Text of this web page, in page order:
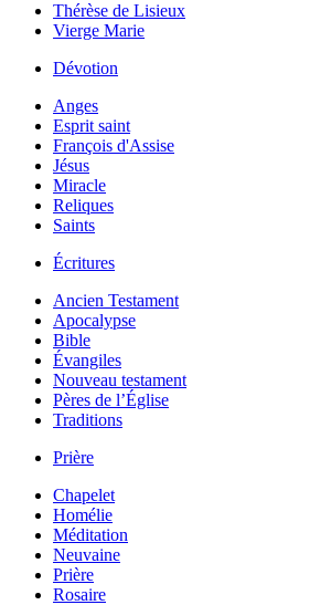
Thérèse de Lisieux
Vierge Marie
Dévotion
Anges
Esprit saint
François d'Assise
Jésus
Miracle
Reliques
Saints
Écritures
Ancien Testament
Apocalypse
Bible
Évangiles
Nouveau testament
Pères de l’Église
Traditions
Prière
Chapelet
Homélie
Méditation
Neuvaine
Prière
Rosaire